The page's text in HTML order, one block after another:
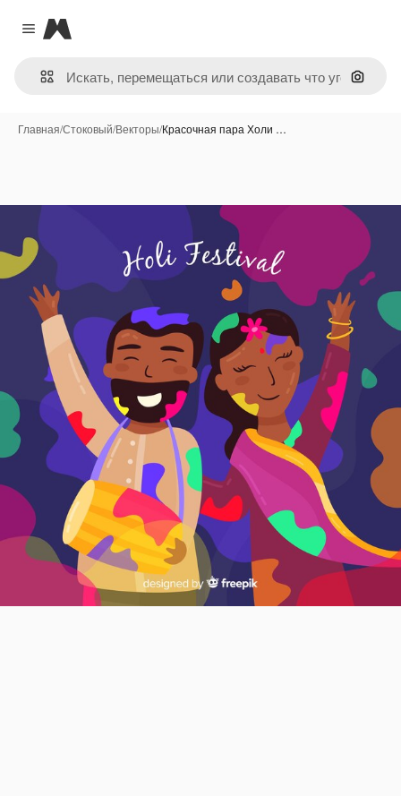
Close menu
Magnific
Поиск
Главная/Стоковый/Векторы/Красочная пара Холи …